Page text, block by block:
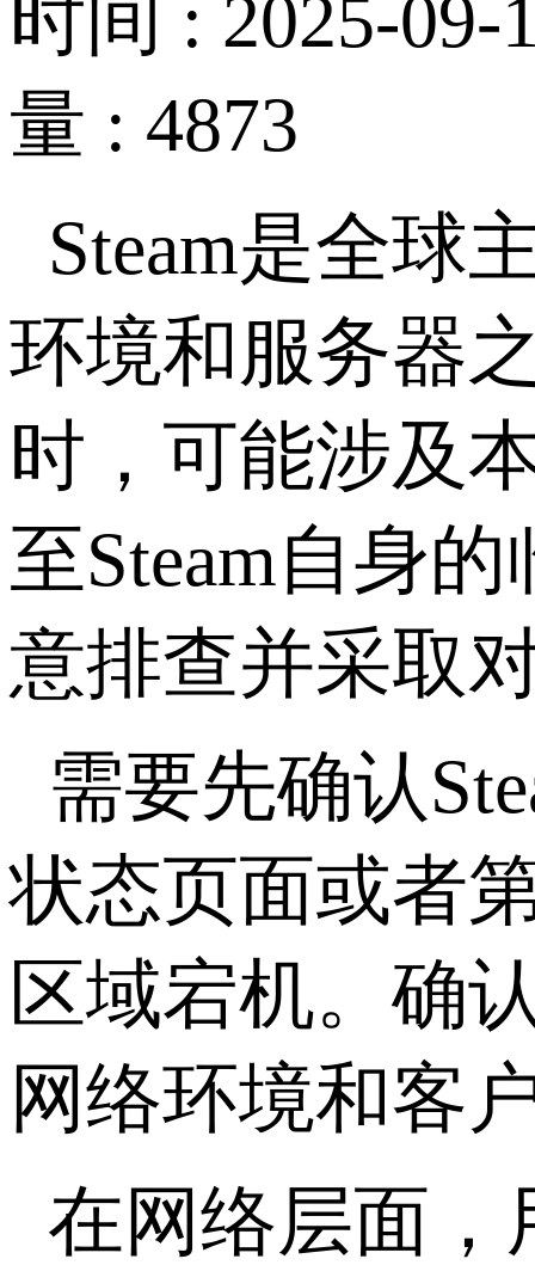
时间 : 2025-09-
量 : 4873
Steam是全球
环境和服务器
时，可能涉及
至Steam自身
意排查并采取
需要先确认
状态页面或者
区域宕机。确
网络环境和客
在网络层面，